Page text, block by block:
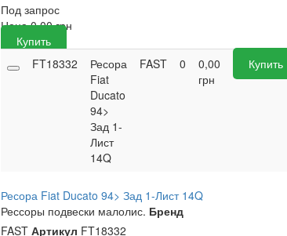
Под запрос
Цена 0,00грн
Купить
FT18332
Ресора
Fiat
Ducato
94>
Зад 1-
Лист
14Q
FAST 0
0,00
грн
Купить
Ресора Fiat Ducato 94> Зад 1-Лист 14Q
Рессоры подвески малолис. Бренд
FASTАртикул FT18332